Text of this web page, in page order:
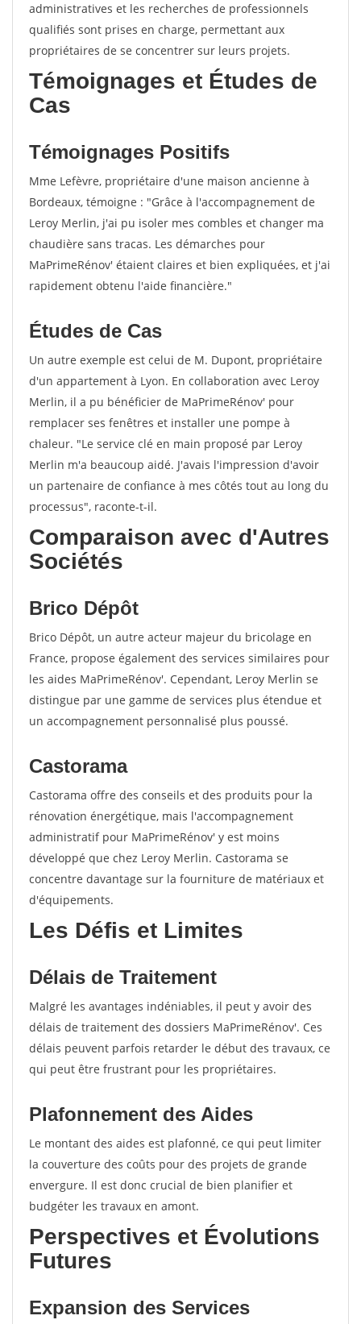
administratives et les recherches de professionnels
qualifiés sont prises en charge, permettant aux
propriétaires de se concentrer sur leurs projets.
Témoignages et Études de
Cas
Témoignages Positifs
Mme Lefèvre, propriétaire d'une maison ancienne à
Bordeaux, témoigne : "Grâce à l'accompagnement de
Leroy Merlin, j'ai pu isoler mes combles et changer ma
chaudière sans tracas. Les démarches pour
MaPrimeRénov' étaient claires et bien expliquées, et j'ai
rapidement obtenu l'aide financière."
Études de Cas
Un autre exemple est celui de M. Dupont, propriétaire
d'un appartement à Lyon. En collaboration avec Leroy
Merlin, il a pu bénéficier de MaPrimeRénov' pour
remplacer ses fenêtres et installer une pompe à
chaleur. "Le service clé en main proposé par Leroy
Merlin m'a beaucoup aidé. J'avais l'impression d'avoir
un partenaire de confiance à mes côtés tout au long du
processus", raconte-t-il.
Comparaison avec d'Autres
Sociétés
Brico Dépôt
Brico Dépôt, un autre acteur majeur du bricolage en
France, propose également des services similaires pour
les aides MaPrimeRénov'. Cependant, Leroy Merlin se
distingue par une gamme de services plus étendue et
un accompagnement personnalisé plus poussé.
Castorama
Castorama offre des conseils et des produits pour la
rénovation énergétique, mais l'accompagnement
administratif pour MaPrimeRénov' y est moins
développé que chez Leroy Merlin. Castorama se
concentre davantage sur la fourniture de matériaux et
d'équipements.
Les Défis et Limites
Délais de Traitement
Malgré les avantages indéniables, il peut y avoir des
délais de traitement des dossiers MaPrimeRénov'. Ces
délais peuvent parfois retarder le début des travaux, ce
qui peut être frustrant pour les propriétaires.
Plafonnement des Aides
Le montant des aides est plafonné, ce qui peut limiter
la couverture des coûts pour des projets de grande
envergure. Il est donc crucial de bien planifier et
budgéter les travaux en amont.
Perspectives et Évolutions
Futures
Expansion des Services